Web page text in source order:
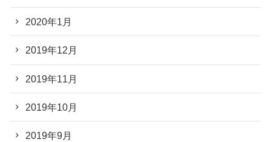
2020年1月
2019年12月
2019年11月
2019年10月
2019年9月